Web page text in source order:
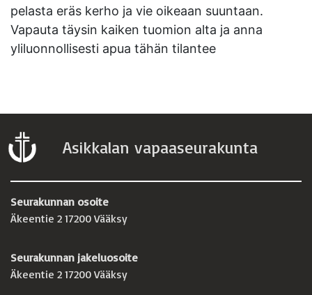
pelasta eräs kerho ja vie oikeaan suuntaan.
Vapauta täysin kaiken tuomion alta ja anna
yliluonnollisesti apua tähän tilantee
Asikkalan vapaaseurakunta
Seurakunnan osoite
Äkeentie 2 17200 Vääksy
Seurakunnan jakeluosoite
Äkeentie 2 17200 Vääksy